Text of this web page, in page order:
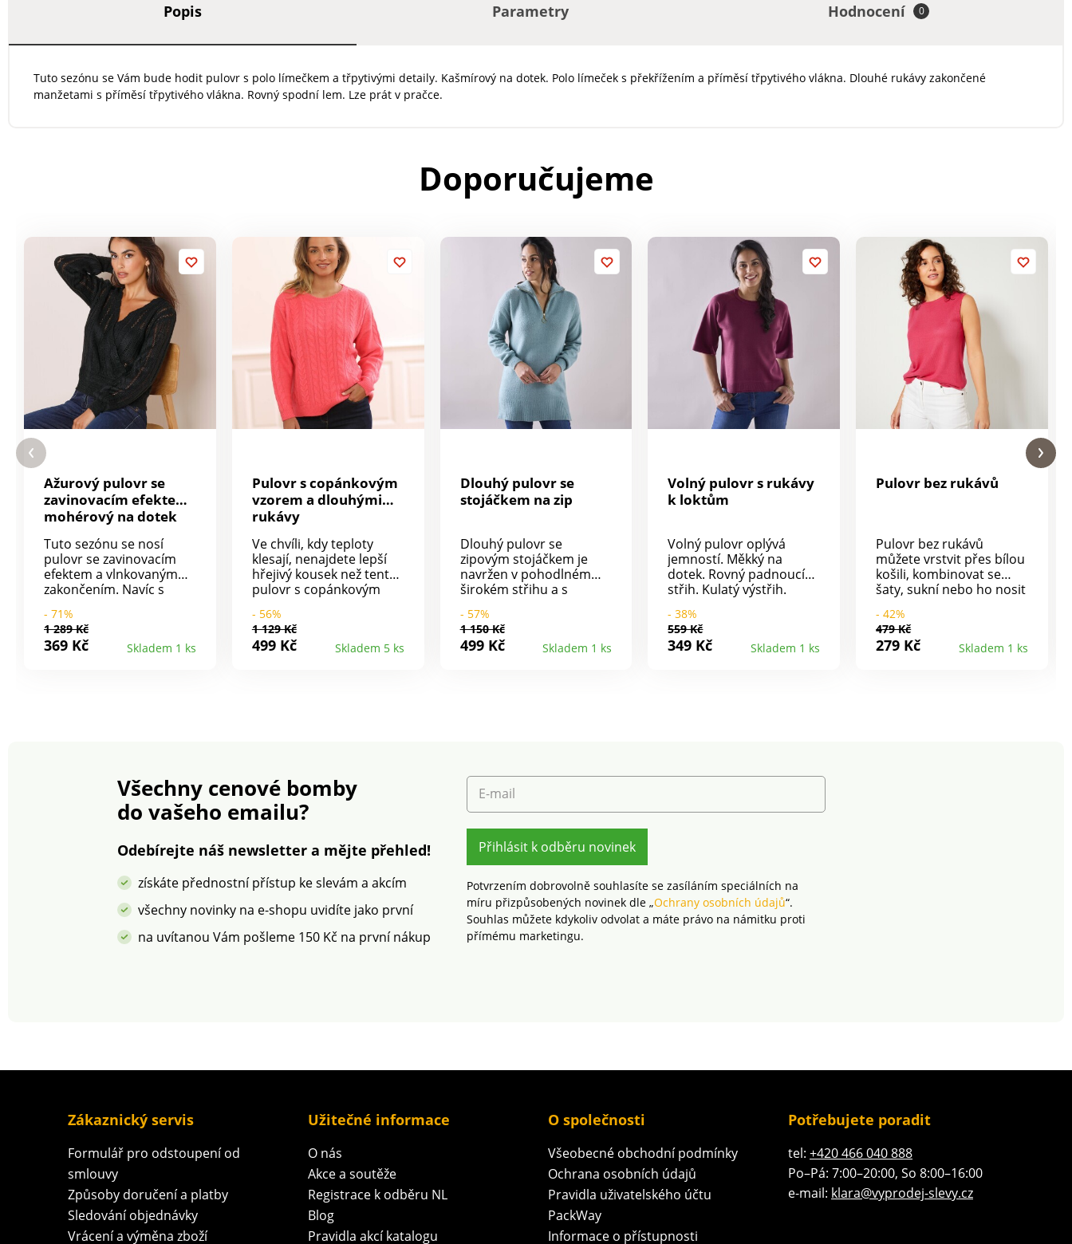
Popis Parametry Hodnocení 0
Tuto sezónu se Vám bude hodit pulovr s polo límečkem a třpytivými detaily. Kašmírový na dotek. Polo límeček s překřížením a příměsí třpytivého vlákna. Dlouhé rukávy zakončené
manžetami s příměsí třpytivého vlákna. Rovný spodní lem. Lze prát v pračce.
Doporučujeme
Ažurový pulovr se
zavinovacím efektem,
mohérový na dotek
Tuto sezónu se nosí
pulovr se zavinovacím
efektem a vlnkovaným
zakončením. Navíc s
vzorem. Překřížený
výstřih do "V" s
vlnkovaným zakončením.
- 71%
1 289 Kč
369 Kč Skladem 1 ks
Pulovr s copánkovým
vzorem a dlouhými
rukávy
Ve chvíli, kdy teploty
klesají, nenajdete lepší
hřejivý kousek než tento
pulovr s copánkovým
úplet, copánkový pletený
vzor vpředu a vzadu.
Volný střih. Kulatý
testům na široké
spektrum škodlivých
látek a výrobek je
platných norem. Lze prát
- 56%
1 129 Kč
499 Kč Skladem 5 ks
Dlouhý pulovr se
stojáčkem na zip
Dlouhý pulovr se
zipovým stojáčkem je
navržen v pohodlném
širokém střihu a s
rukávy. Zipový stojáček.
Dlouhé halenkové
rukávy. Spadlá ramena.
- 57%
1 150 Kč
499 Kč Skladem 1 ks
Volný pulovr s rukávy
k loktům
Volný pulovr oplývá
jemností. Měkký na
dotek. Rovný padnoucí
střih. Kulatý výstřih.
Raglánové průramky.
Rovný spodní lem. Lze
prát v pračce.
- 38%
559 Kč
349 Kč Skladem 1 ks
Pulovr bez rukávů
Pulovr bez rukávů
můžete vrstvit přes bílou
košili, kombinovat se
šaty, sukní nebo ho nosit
výstřih ke krku. Bez
rukávů. Rovný spodní
lem. Lze prát v pračce.
- 42%
479 Kč
279 Kč Skladem 1 ks
Všechny cenové bomby
do vašeho emailu?
Odebírejte náš newsletter a mějte přehled!
získáte přednostní přístup ke slevám a akcím
všechny novinky na e-shopu uvidíte jako první
na uvítanou Vám pošleme 150 Kč na první nákup
E-mail
Přihlásit k odběru novinek
Potvrzením dobrovolně souhlasíte se zasíláním speciálních na
míru přizpůsobených novinek dle „Ochrany osobních údajů“.
Souhlas můžete kdykoliv odvolat a máte právo na námitku proti
přímému marketingu.
Zákaznický servis
Formulář pro odstoupení od
smlouvy
Způsoby doručení a platby
Sledování objednávky
Vrácení a výměna zboží
Užitečné informace
O nás
Akce a soutěže
Registrace k odběru NL
Blog
Pravidla akcí katalogu
O společnosti
Všeobecné obchodní podmínky
Ochrana osobních údajů
Pravidla uživatelského účtu
PackWay
Informace o přístupnosti
Potřebujete poradit
tel: +420 466 040 888
Po–Pá: 7:00–20:00, So 8:00–16:00
e-mail: klara@vyprodej-slevy.cz